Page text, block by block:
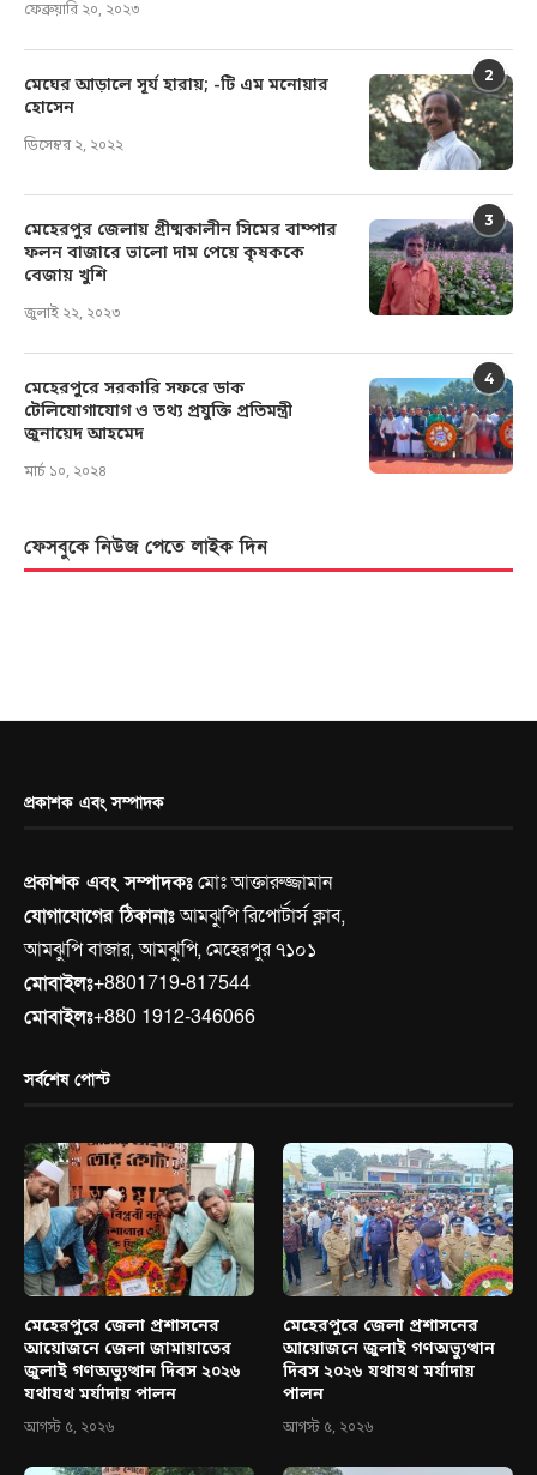
ফেব্রুয়ারি ২০, ২০২৩
2
মেঘের আড়ালে সূর্য হারায়; -টি এম মনোয়ার
হোসেন
ডিসেম্বর ২, ২০২২
3
মেহেরপুর জেলায় গ্রীষ্মকালীন সিমের বাম্পার
ফলন বাজারে ভালো দাম পেয়ে কৃষককে
বেজায় খুশি
জুলাই ২২, ২০২৩
4
মেহেরপুরে সরকারি সফরে ডাক
টেলিযোগাযোগ ও তথ্য প্রযুক্তি প্রতিমন্ত্রী
জুনায়েদ আহমেদ
মার্চ ১০, ২০২৪
ফেসবুকে নিউজ পেতে লাইক দিন
প্রকাশক এবং সম্পাদক
প্রকাশক এবং সম্পাদকঃমোঃ আক্তারুজ্জামান
যোগাযোগের ঠিকানাঃআমঝুপি রিপোর্টার্স ক্লাব,
আমঝুপি বাজার, আমঝুপি, মেহেরপুর ৭১০১
মোবাইলঃ+8801719-817544
মোবাইলঃ+880 1912-346066
সর্বশেষ পোস্ট
মেহেরপুরে জেলা প্রশাসনের
আয়োজনে জেলা জামায়াতের
জুলাই গণঅভ্যুত্থান দিবস ২০২৬
যথাযথ মর্যাদায় পালন
আগস্ট ৫, ২০২৬
মেহেরপুরে জেলা প্রশাসনের
আয়োজনে জুলাই গণঅভ্যুত্থান
দিবস ২০২৬ যথাযথ মর্যাদায়
পালন
আগস্ট ৫, ২০২৬